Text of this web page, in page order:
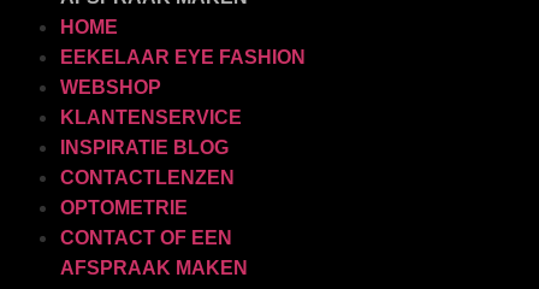
HOME
EEKELAAR EYE FASHION
WEBSHOP
KLANTENSERVICE
INSPIRATIE BLOG
CONTACTLENZEN
OPTOMETRIE
CONTACT OF EEN
AFSPRAAK MAKEN